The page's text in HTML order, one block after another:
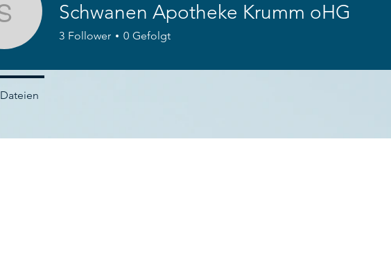
Schwanen Apotheke Krumm oHG
Schwanen Apotheke Krumm oHG
3 Follower 0 Gefolgt
Dateien